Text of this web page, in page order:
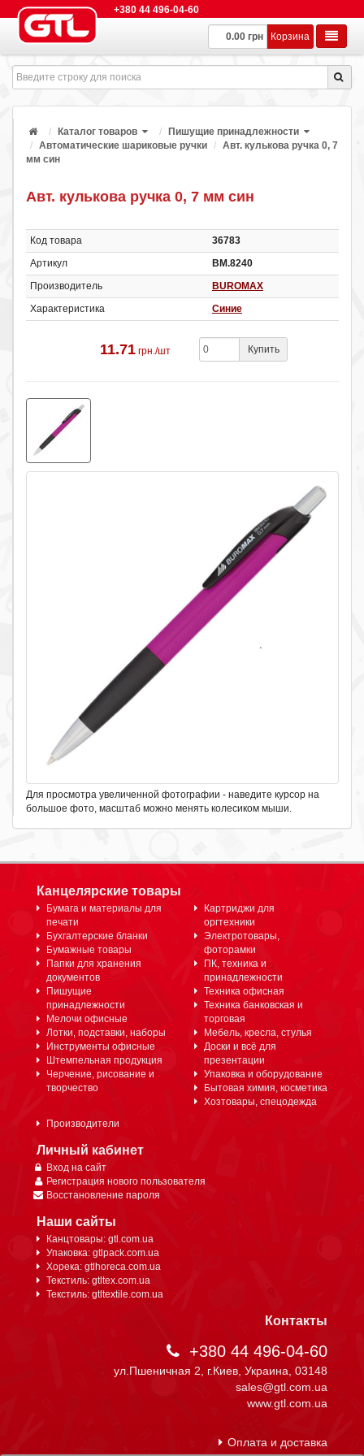
+380 44 496-04-60
0.00 грн Корзина
Каталог товаров
Пишущие принадлежности
Автоматические шариковые ручки
Авт. кулькова ручка 0, 7
мм син
Авт. кулькова ручка 0, 7 мм син
Код товара
36783
Артикул
ВМ.8240
Производитель
BUROMAX
Характеристика
Синие
11.71 грн./шт Купить
Для просмотра увеличенной фотографии - наведите курсор на
большое фото, масштаб можно менять колесиком мыши.
Канцелярские товары
Бумага и материалы для
печати
Бухгалтерские бланки
Бумажные товары
Папки для хранения
документов
Пишущие
принадлежности
Мелочи офисные
Лотки, подставки, наборы
Инструменты офисные
Штемпельная продукция
Черчение, рисование и
творчество
Картриджи для
оргтехники
Электротовары,
фоторамки
ПК, техника и
принадлежности
Техника офисная
Техника банковская и
торговая
Мебель, кресла, стулья
Доски и всё для
презентации
Упаковка и оборудование
Бытовая химия, косметика
Хозтовары, спецодежда
Производители
Личный кабинет
Вход на сайт
Регистрация нового пользователя
Восстановление пароля
Наши сайты
Канцтовары: gtl.com.ua
Упаковка: gtlpack.com.ua
Хорека: gtlhoreca.com.ua
Текстиль: gtltex.com.ua
Текстиль: gtltextile.com.ua
Контакты
+380 44 496-04-60
ул.Пшеничная 2, г.Киев, Украина, 03148
sales@gtl.com.ua
www.gtl.com.ua
Оплата и доставка